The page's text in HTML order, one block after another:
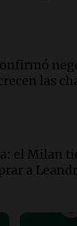
qué nos
las
el Milan
a